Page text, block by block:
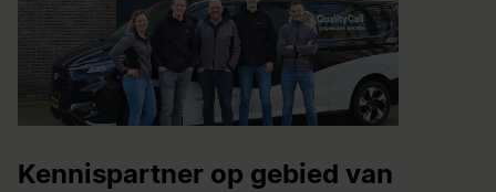
Kennispartner op gebied van